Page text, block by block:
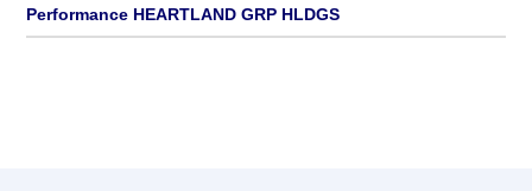
Performance HEARTLAND GRP HLDGS